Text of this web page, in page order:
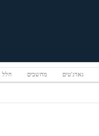
גאדג'טים מחשבים חלל